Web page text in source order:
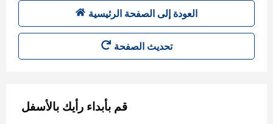
العودة إلى الصفحة الرئيسية
تحديث الصفحة
قم بأبداء رأيك بالأسفل